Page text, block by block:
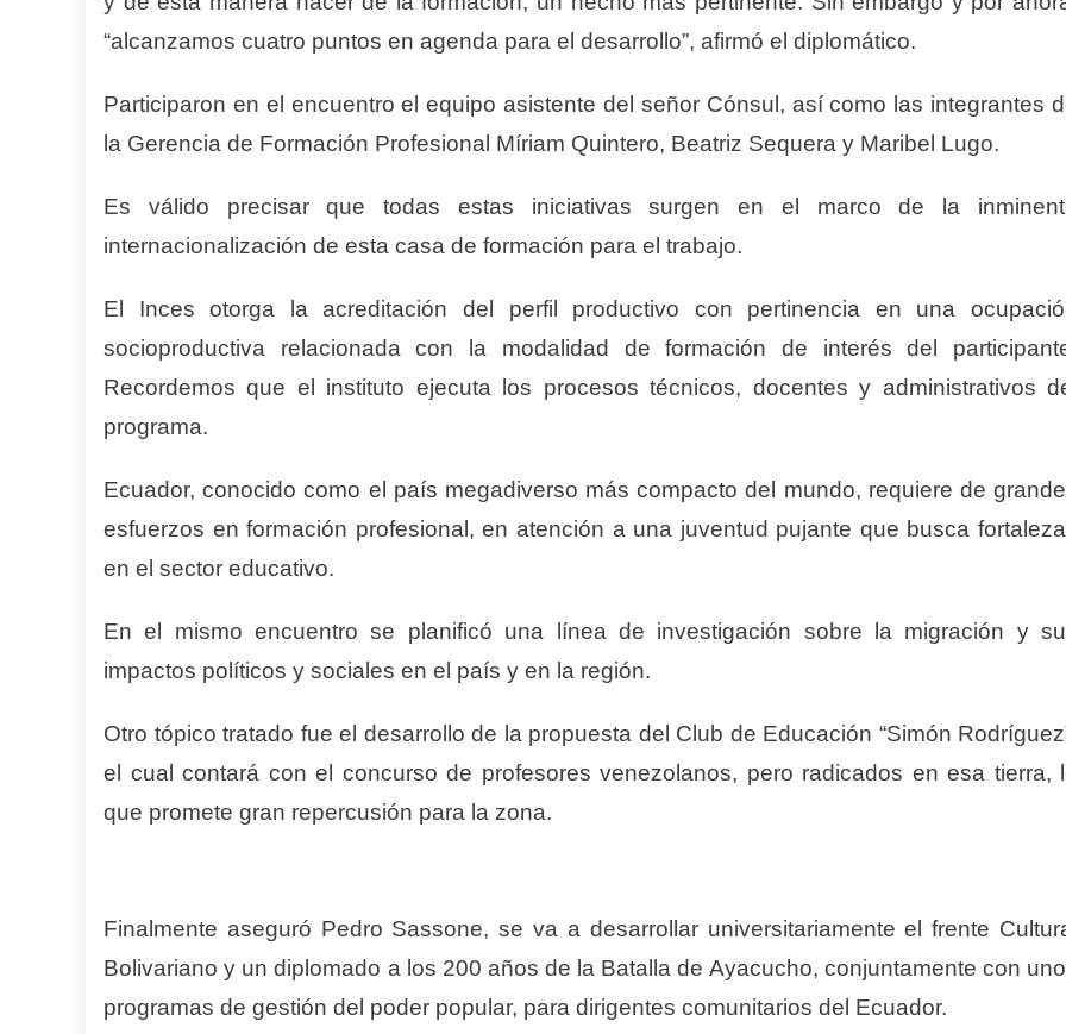
“alcanzamos cuatro puntos en agenda para el desarrollo”, afirmó el diplomático.
Participaron en el encuentro el equipo asistente del señor Cónsul, así como las integrantes
la Gerencia de Formación Profesional Míriam Quintero, Beatriz Sequera y Maribel Lugo.
Es válido precisar que todas estas iniciativas surgen en el marco de la
internacionalización de esta casa de formación para el trabajo.
El Inces otorga la acreditación del perfil productivo con pertinencia en una
socioproductiva relacionada con la modalidad de formación de interés del
Recordemos que el instituto ejecuta los procesos técnicos, docentes y administrativos
programa.
Ecuador, conocido como el país megadiverso más compacto del mundo, requiere de
esfuerzos en formación profesional, en atención a una juventud pujante que busca
en el sector educativo.
En el mismo encuentro se planificó una línea de investigación sobre la migración y
impactos políticos y sociales en el país y en la región.
Otro tópico tratado fue el desarrollo de la propuesta del Club de Educación “Simón
el cual contará con el concurso de profesores venezolanos, pero radicados en esa tierra,
que promete gran repercusión para la zona.
Finalmente aseguró Pedro Sassone, se va a desarrollar universitariamente el frente
Bolivariano y un diplomado a los 200 años de la Batalla de Ayacucho, conjuntamente con
programas de gestión del poder popular, para dirigentes comunitarios del Ecuador.